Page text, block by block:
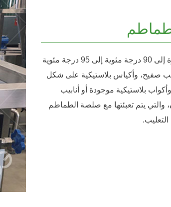
يجب تسخين جسم الصلصة المركزة إلى 90 درجة مئوية إلى 95 درجة مئوية
صفيح، وأكياس بلاستيكية على شكل
بلاستيكية موجودة أو أنابيب
والتي يتم تعبئتها مع صلصة الطماطم